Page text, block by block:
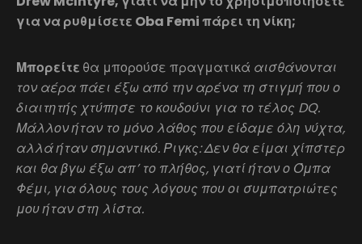
για να ρυθμίσετε Oba Femi πάρει τη νίκη;
Μπορείτε θα μπορούσε πραγματικά αισθάνονται
τον αέρα πάει έξω από την αρένα τη στιγμή που ο
διαιτητής χτύπησε το κουδούνι για το τέλος DQ.
Μάλλον ήταν το μόνο λάθος που είδαμε όλη νύχτα,
αλλά ήταν σημαντικό. Ριγκς: Δεν θα είμαι χίπστερ
και θα βγω έξω απ’ το πλήθος, γιατί ήταν ο Όμπα
Φέμι, για όλους τους λόγους που οι συμπατριώτες
μου ήταν στη λίστα.